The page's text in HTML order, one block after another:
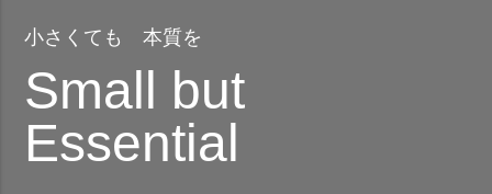
小さくても 本質を
Small but
Essential